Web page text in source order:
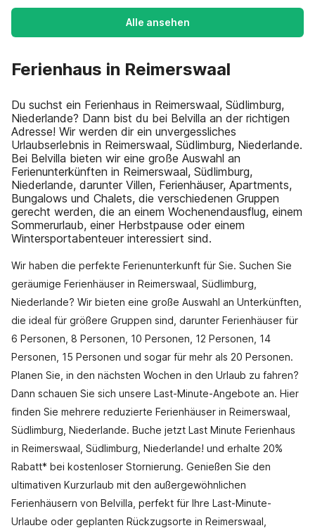
Alle ansehen
Ferienhaus in Reimerswaal
Du suchst ein Ferienhaus in Reimerswaal, Südlimburg,
Niederlande? Dann bist du bei Belvilla an der richtigen
Adresse! Wir werden dir ein unvergessliches
Urlaubserlebnis in Reimerswaal, Südlimburg, Niederlande.
Bei Belvilla bieten wir eine große Auswahl an
Ferienunterkünften in Reimerswaal, Südlimburg,
Niederlande, darunter Villen, Ferienhäuser, Apartments,
Bungalows und Chalets, die verschiedenen Gruppen
gerecht werden, die an einem Wochenendausflug, einem
Sommerurlaub, einer Herbstpause oder einem
Wintersportabenteuer interessiert sind.
Wir haben die perfekte Ferienunterkunft für Sie. Suchen Sie
geräumige Ferienhäuser in Reimerswaal, Südlimburg,
Niederlande? Wir bieten eine große Auswahl an Unterkünften,
die ideal für größere Gruppen sind, darunter Ferienhäuser für
6 Personen, 8 Personen, 10 Personen, 12 Personen, 14
Personen, 15 Personen und sogar für mehr als 20 Personen.
Planen Sie, in den nächsten Wochen in den Urlaub zu fahren?
Dann schauen Sie sich unsere Last-Minute-Angebote an. Hier
finden Sie mehrere reduzierte Ferienhäuser in Reimerswaal,
Südlimburg, Niederlande. Buche jetzt Last Minute Ferienhaus
in Reimerswaal, Südlimburg, Niederlande! und erhalte 20%
Rabatt* bei kostenloser Stornierung. Genießen Sie den
ultimativen Kurzurlaub mit den außergewöhnlichen
Ferienhäusern von Belvilla, perfekt für Ihre Last-Minute-
Urlaube oder geplanten Rückzugsorte in Reimerswaal,